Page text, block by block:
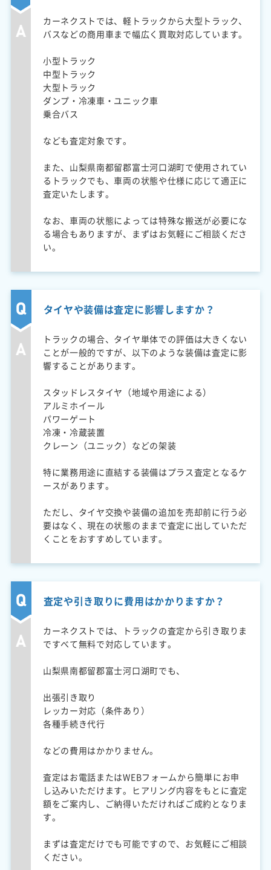
カーネクストでは、軽トラックから大型トラック、
バスなどの商用車まで幅広く買取対応しています。
小型トラック
中型トラック
大型トラック
ダンプ・冷凍車・ユニック車
乗合バス
なども査定対象です。
また、山梨県南都留郡富士河口湖町で使用されてい
るトラックでも、車両の状態や仕様に応じて適正に
査定いたします。
なお、車両の状態によっては特殊な搬送が必要にな
る場合もありますが、まずはお気軽にご相談くださ
い。
タイヤや装備は査定に影響しますか？
トラックの場合、タイヤ単体での評価は大きくない
ことが一般的ですが、以下のような装備は査定に影
響することがあります。
スタッドレスタイヤ（地域や用途による）
アルミホイール
パワーゲート
冷凍・冷蔵装置
クレーン（ユニック）などの架装
特に業務用途に直結する装備はプラス査定となるケ
ースがあります。
ただし、タイヤ交換や装備の追加を売却前に行う必
要はなく、現在の状態のままで査定に出していただ
くことをおすすめしています。
査定や引き取りに費用はかかりますか？
カーネクストでは、トラックの査定から引き取りま
ですべて無料で対応しています。
山梨県南都留郡富士河口湖町でも、
出張引き取り
レッカー対応（条件あり）
各種手続き代行
などの費用はかかりません。
査定はお電話またはWEBフォームから簡単にお申
し込みいただけます。ヒアリング内容をもとに査定
額をご案内し、ご納得いただければご成約となりま
す。
まずは査定だけでも可能ですので、お気軽にご相談
ください。